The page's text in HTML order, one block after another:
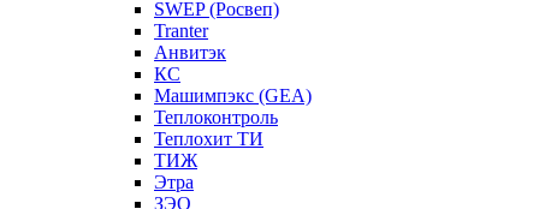
SWEP (Росвеп)
Tranter
Анвитэк
КС
Машимпэкс (GEA)
Теплоконтроль
Теплохит ТИ
ТИЖ
Этра
ЗЭО